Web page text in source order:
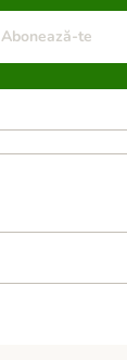
Abonează-te